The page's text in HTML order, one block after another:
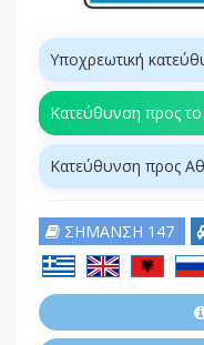
Υποχρεωτική
Κατεύθυνση προς
Κατεύθυνση προς
ΣΗΜΑΝΣΗ 147